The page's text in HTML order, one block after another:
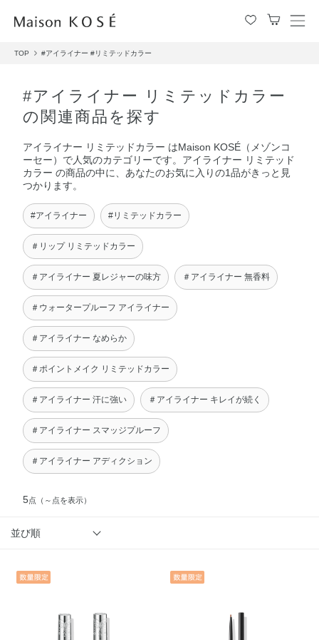
メ
TOP #アイライナー #リミテッドカラー
#アイライナー リミテッドカラー
の関連商品を探す
アイライナー リミテッドカラー はMaison KOSÉ（メゾンコ
ーセー）で人気のカテゴリーです。アイライナー リミテッド
カラー の商品の中に、あなたのお気に入りの1品がきっと見
つかります。
#アイライナー #リミテッドカラー
＃リップ リミテッドカラー
＃アイライナー 夏レジャーの味方 ＃アイライナー 無香料
＃ウォータープルーフ アイライナー
＃アイライナー なめらか
＃ポイントメイク リミテッドカラー
＃アイライナー 汗に強い ＃アイライナー キレイが続く
＃アイライナー スマッジプルーフ
＃アイライナー アディクション
5点 （～点を表示）
並び順